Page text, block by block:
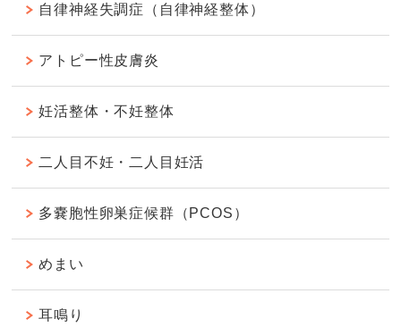
自律神経失調症（自律神経整体）
アトピー性皮膚炎
妊活整体・不妊整体
二人目不妊・二人目妊活
多嚢胞性卵巣症候群（PCOS）
めまい
耳鳴り